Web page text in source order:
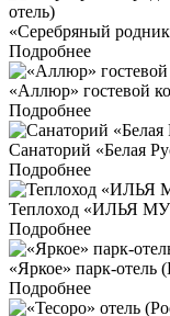
«Серебряный
Подробнее
«Аллюр» гостевой
Подробнее
Санаторий «Белая
Подробнее
Теплоход «ИЛЬЯ
Подробнее
«Яркое» парк-отель
Подробнее